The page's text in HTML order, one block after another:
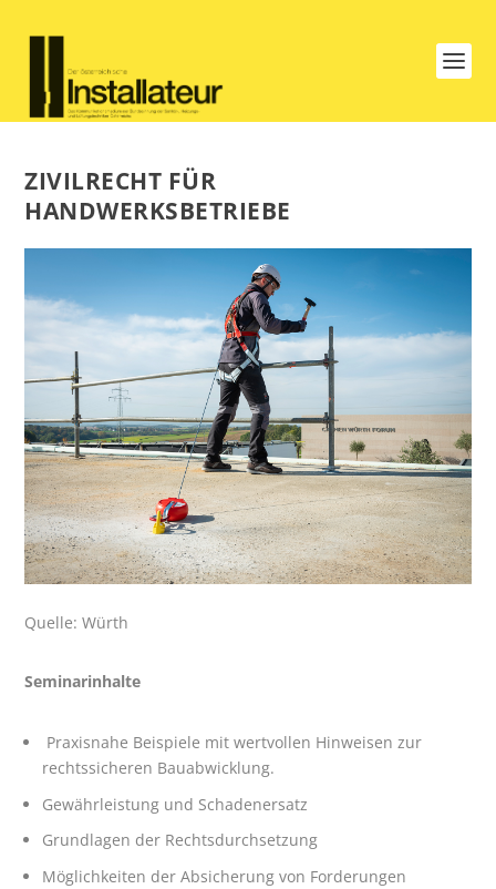
ZIVILRECHT FÜR
HANDWERKSBETRIEBE
Quelle: Würth
Seminarinhalte
Praxisnahe Beispiele mit wertvollen Hinweisen zur
rechtssicheren Bauabwicklung.
Gewährleistung und Schadenersatz
Grundlagen der Rechtsdurchsetzung
Möglichkeiten der Absicherung von Forderungen